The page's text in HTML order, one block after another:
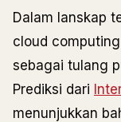
Dalam lanskap
cloud
sebagai tulang
Prediksi dari
menunjukkan